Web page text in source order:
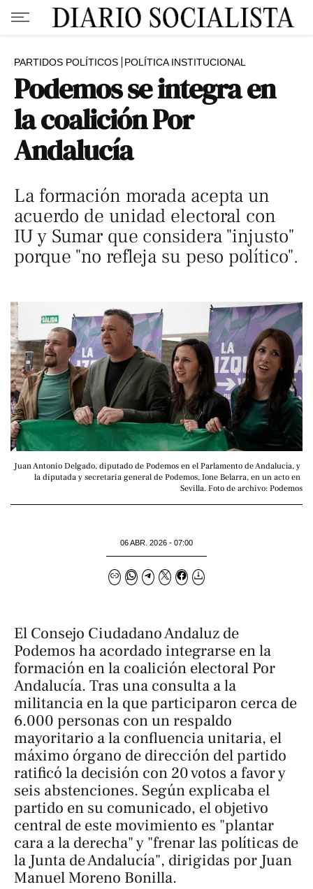
PARTIDOS POLÍTICOS POLÍTICA INSTITUCIONAL
Podemos se integra en
la coalición Por
Andalucía
La formación morada acepta un
acuerdo de unidad electoral con
IU y Sumar que considera "injusto"
porque "no refleja su peso político".
Juan Antonio Delgado, diputado de Podemos en el Parlamento de Andalucía, y
la diputada y secretaria general de Podemos, Ione Belarra, en un acto en
Sevilla. Foto de archivo: Podemos
06 ABR. 2026 - 07:00
El Consejo Ciudadano Andaluz de
Podemos ha acordado integrarse en la
formación en la coalición electoral Por
Andalucía. Tras una consulta a la
militancia en la que participaron cerca de
6.000 personas con un respaldo
mayoritario a la confluencia unitaria, el
máximo órgano de dirección del partido
ratificó la decisión con 20 votos a favor y
seis abstenciones. Según explicaba el
partido en su comunicado, el objetivo
central de este movimiento es "plantar
cara a la derecha" y "frenar las políticas de
la Junta de Andalucía", dirigidas por Juan
Manuel Moreno Bonilla.